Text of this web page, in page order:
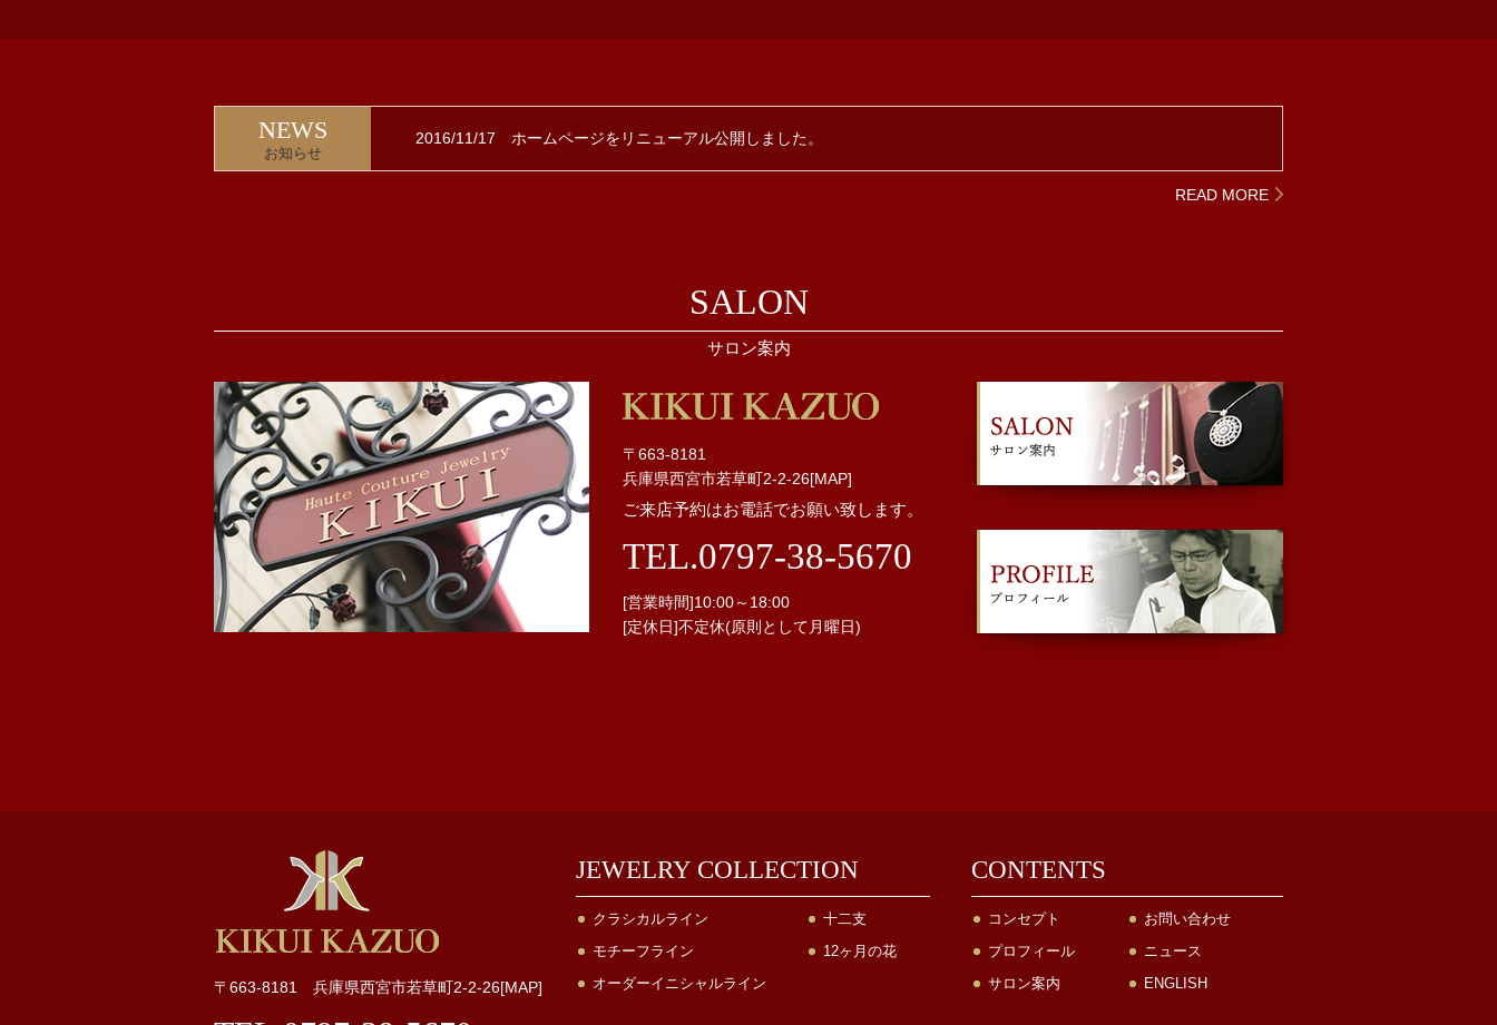
NEWS
お知らせ
2016/11/17 ホームページをリニューアル公開しました。
READ MORE
SALON
サロン案内
〒663-8181
兵庫県西宮市若草町2-2-26[MAP]
ご来店予約はお電話でお願い致します。
TEL.0797-38-5670
[営業時間]10:00～18:00
[定休日]不定休(原則として月曜日)
〒663-8181 兵庫県西宮市若草町2-2-26[MAP]
JEWELRY COLLECTION
クラシカルライン
モチーフライン
オーダーイニシャルライン
十二支
12ヶ月の花
CONTENTS
コンセプト
プロフィール
サロン案内
お問い合わせ
ニュース
ENGLISH